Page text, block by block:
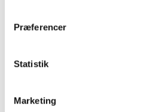
Præferencer
Statistik
Marketing
199 kr.